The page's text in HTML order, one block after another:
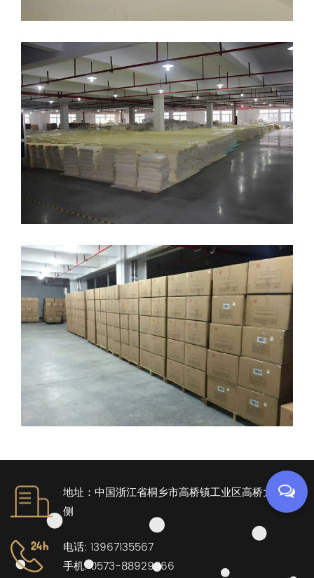
地址：中国浙江省桐乡市高桥镇工业区高桥大道南
侧
电话: 13967135567
手机: 0573-88929866